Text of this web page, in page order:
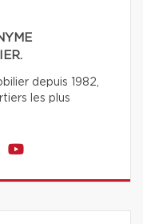
depuis 1982,
les plus